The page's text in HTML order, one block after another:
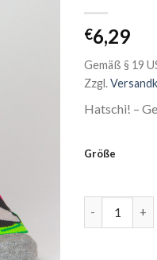
€6,29
Gemäß § 19
Zzgl.
Hatschi! –
Größe